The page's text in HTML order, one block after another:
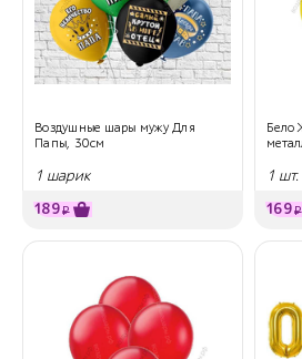
Воздушные шары мужу Для
Папы, 30см
1 шарик
189₽
Бело
1 шт.
169₽